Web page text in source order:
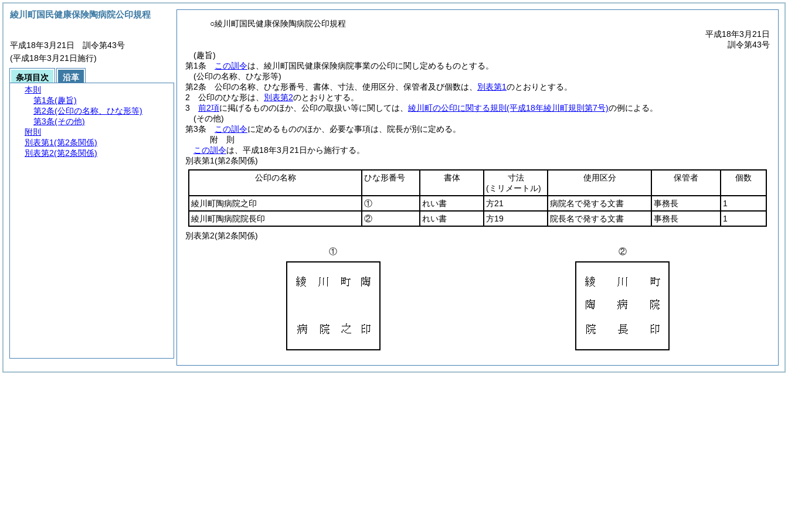
○綾川町国民健康保険陶病院公印規程
平成18年3月21日
訓令第43号
(趣旨)
第1条
この訓令は、綾川町国民健康保険病院事業の公印に関し定めるものとする。
(公印の名称、ひな形等)
第2条
公印の名称、ひな形番号、書体、寸法、使用区分、保管者及び個数は、 別表第1のとおりとする。
2
公印のひな形は、 別表第2のとおりとする。
3
前2項に掲げるもののほか、公印の取扱い等に関しては、 綾川町の公印に関する規則 (平成18年綾川町規則第7号)の例による。
(その他)
第3条
この訓令に定めるもののほか、必要な事項は、院長が別に定める。
附 則
この訓令は、平成18年3月21日から施行する。
別表第1(第2条関係)
公印の名称
ひな形番号 書体
寸法
(ミリメートル)
使用区分 保管者 個数
綾川町陶病院之印 ① れい書 方21 病院名で発する文書 事務長
1
綾川町陶病院院長印
② れい書 方19 院長名で発する文書 事務長
1
別表第2(第2条関係)
①
②
綾川町国民健康保険陶病院公印規程
平成18年3月21日 訓令第43号
(平成18年3月21日施行)
条項目次
沿革
本則
第1条(趣旨)
第2条(公印の名称、ひな形等)
第3条(その他)
附則
別表第1(第2条関係)
別表第2(第2条関係)